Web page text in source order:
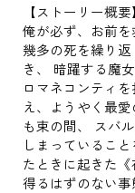
【ストーリー概要】
俺が必ず、お前を
幾多の死を繰り
き、 暗躍する魔
ロマネコンティ
え、ようやく最
も束の間、 スバ
しまっているこ
たときに起きた
得るはずのない事